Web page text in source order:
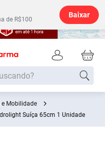
de R$100
Baixar
e Mobilidade
Suíça 65cm 1 Unidade